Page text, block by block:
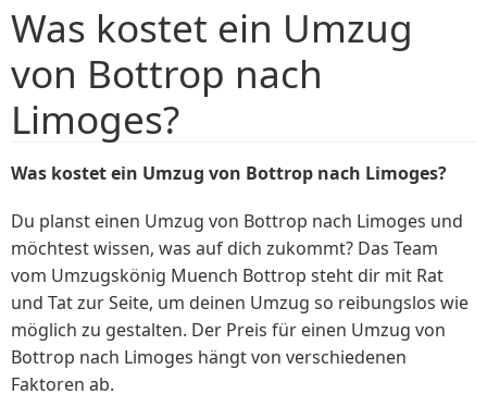
Was kostet ein Umzug
von Bottrop nach
Limoges?
Was kostet ein Umzug von Bottrop nach Limoges?
Du planst einen Umzug von Bottrop nach Limoges und
möchtest wissen, was auf dich zukommt? Das Team
vom Umzugskönig Muench Bottrop steht dir mit Rat
und Tat zur Seite, um deinen Umzug so reibungslos wie
möglich zu gestalten. Der Preis für einen Umzug von
Bottrop nach Limoges hängt von verschiedenen
Faktoren ab.